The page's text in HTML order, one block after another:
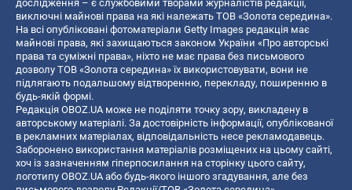
дослідження – є службовими творами журналістів редакції,
виключні майнові права на які належать ТОВ «Золота середина».
На всі опубліковані фотоматеріали Getty Images редакція має
майнові права, які захищаються законом України «Про авторські
права та суміжні права», ніхто не має права без письмового
дозволу ТОВ «Золота середина» їх використовувати, вони не
підлягають подальшому відтворенню, перекладу, поширенню в
будь-якій формі.
Редакція OBOZ.UA може не поділяти точку зору, викладену в
авторському матеріалі. За достовірність інформації, опублікованої
в рекламних матеріалах, відповідальність несе рекламодавець.
Заборонено використання матеріалів розміщених на цьому сайті,
хоч із зазначенням гіперпосилання на сторінку цього сайту,
логотипу OBOZ.UA або будь-якого іншого згадування, але без